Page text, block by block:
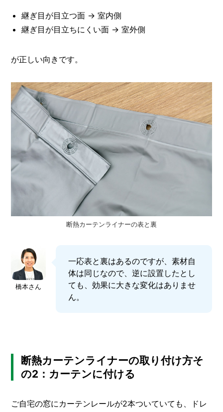
継ぎ目が目立つ面 → 室内側
継ぎ目が目立ちにくい面 → 室外側
が正しい向きです。
断熱カーテンライナーの表と裏
橋本さん
一応表と裏はあるのですが、素材自
体は同じなので、逆に設置したとし
ても、効果に大きな変化はありませ
ん。
断熱カーテンライナーの取り付け方そ
の2：カーテンに付ける
ご自宅の窓にカーテンレールが2本ついていても、ドレ